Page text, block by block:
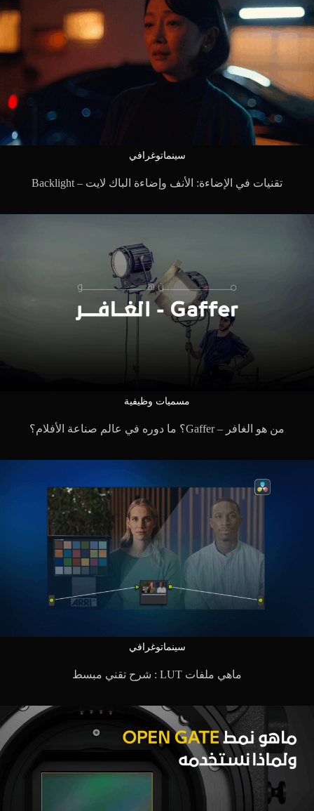
سينماتوغرافي
تقنيات في الإضاءة: الأنف وإضاءة الباك لايت – Backlight
مسميات وظيفية
من هو الغافر – Gaffer؟ ما دوره في عالم صناعة الأفلام؟
سينماتوغرافي
ماهي ملفات LUT : شرح تقني مبسط